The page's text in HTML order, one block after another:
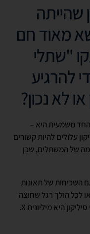
שהייתה
מאוד חם
"שתלי
להרגיע
לא נכון?
משמעית היא –
עלולים להיות קשורים
של המשתלים, שכן
השכיחות של תאונות
לכל הולך רגל שחוצה
היא מיליוניתX
.